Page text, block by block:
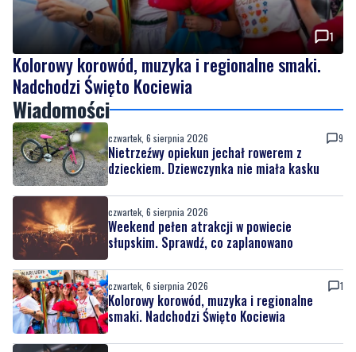
1
Kolorowy korowód, muzyka i regionalne smaki.
Nadchodzi Święto Kociewia
Wiadomości
czwartek, 6 sierpnia 2026 9
Nietrzeźwy opiekun jechał rowerem z
dzieckiem. Dziewczynka nie miała kasku
czwartek, 6 sierpnia 2026
Weekend pełen atrakcji w powiecie
słupskim. Sprawdź, co zaplanowano
czwartek, 6 sierpnia 2026 1
Kolorowy korowód, muzyka i regionalne
smaki. Nadchodzi Święto Kociewia